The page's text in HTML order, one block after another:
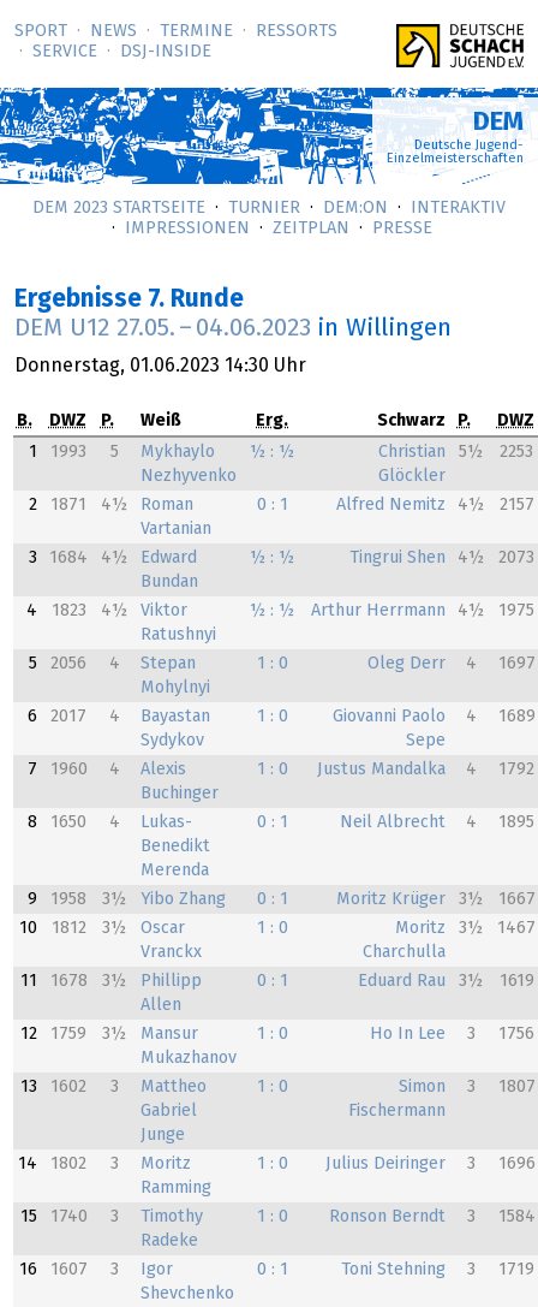
SPORT NEWS TERMINE
RESSORTS
SERVICE
DSJ-­INSIDE
DEM
Deutsche Jugend-
Einzelmeisterschaften
DEM 2023 STARTSEITE TURNIER DEM:ON
INTERAKTIV
IMPRESSIONEN
ZEITPLAN PRESSE
Ergebnisse 7. Runde
DEM U12 27.05. – 04.06.2023 in Willingen
Donnerstag, 01.06.2023 14:30 Uhr
B. DWZ P. Weiß Erg. Schwarz P.
DWZ
1
1993 5
Mykhaylo
Nezhyvenko
½ : ½
Christian
Glöckler
5½ 2253
2 1871 4½
Roman
Vartanian
0 : 1 Alfred Nemitz 4½ 2157
3 1684 4½
Edward
Bundan
½ : ½ Tingrui Shen 4½ 2073
4 1823 4½
Viktor
Ratushnyi
½ : ½ Arthur Herrmann 4½ 1975
5 2056 4
Stepan
Mohylnyi
1 : 0 Oleg Derr 4 1697
6 2017 4
Bayastan
Sydykov
1 : 0
Giovanni Paolo
Sepe
4 1689
7 1960 4
Alexis
Buchinger
1 : 0 Justus Mandalka 4 1792
8 1650 4
Lukas-
Benedikt
Merenda
0 : 1 Neil Albrecht 4 1895
9 1958 3½ Yibo Zhang 0 : 1 Moritz Krüger 3½
1667
10
1812 3½
Oscar
Vranckx
1 : 0
Moritz
Charchulla
3½ 1467
11 1678 3½
Phillipp
Allen
0 : 1 Eduard Rau 3½ 1619
12 1759 3½
Mansur
Mukazhanov
1 : 0 Ho In Lee 3 1756
13 1602 3
Mattheo
Gabriel
Junge
1 : 0
Simon
Fischermann
3 1807
14 1802 3
Moritz
Ramming
1 : 0 Julius Deiringer 3 1696
15 1740 3
Timothy
Radeke
1 : 0 Ronson Berndt 3 1584
16 1607 3
Igor
Shevchenko
0 : 1 Toni Stehning 3 1719